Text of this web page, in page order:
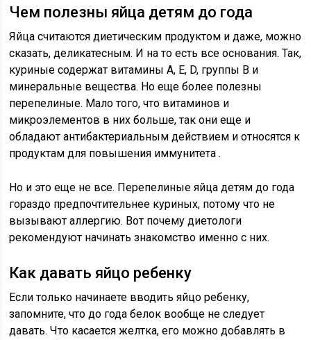
Чем полезны яйца детям до года
Яйца считаются диетическим продуктом и даже, можно
сказать, деликатесным. И на то есть все основания. Так,
куриные содержат витамины A, E, D, группы B и
минеральные вещества. Но еще более полезны
перепелиные. Мало того, что витаминов и
микроэлементов в них больше, так они еще и
обладают антибактериальным действием и относятся к
продуктам для повышения иммунитета .
Но и это еще не все. Перепелиные яйца детям до года
гораздо предпочтительнее куриных, потому что не
вызывают аллергию. Вот почему диетологи
рекомендуют начинать знакомство именно с них.
Как давать яйцо ребенку
Если только начинаете вводить яйцо ребенку,
запомните, что до года белок вообще не следует
давать. Что касается желтка, его можно добавлять в